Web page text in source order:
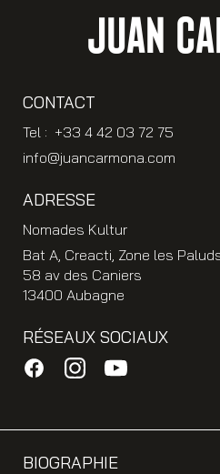
JUAN
CONTACT
Tel : +33 4 42 03 72 75
info@juancarmona.com
ADRESSE
Nomades Kultur
Bat A, Creacti, Zone les
58 av des Caniers
13400 Aubagne
RÉSEAUX SOCIAUX
BIOGRAPHIE